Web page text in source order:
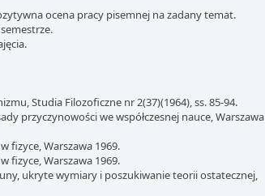
ocena pracy pisemnej na zadany temat.
Studia Filozoficzne nr 2(37)(1964), ss. 85-94.
przyczynowości we współczesnej nauce, Warszawa
fizyce, Warszawa 1969.
fizyce, Warszawa 1969.
ukryte wymiary i poszukiwanie teorii ostatecznej,